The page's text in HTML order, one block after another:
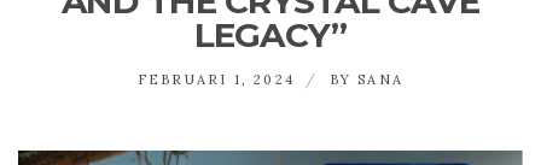
LEGACY”
FEBRUARI 1, 2024 BYSANA